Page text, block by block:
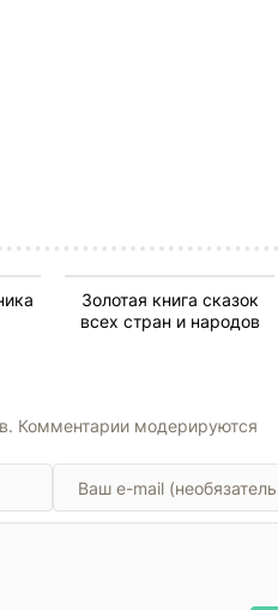
Золотая книга сказок
всех стран и народов
Комментарии модерируются